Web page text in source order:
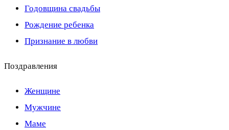
Годовщина свадьбы
Рождение ребенка
Признание в любви
Поздравления
Женщине
Мужчине
Маме